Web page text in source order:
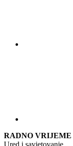
RADNO VRIJEME